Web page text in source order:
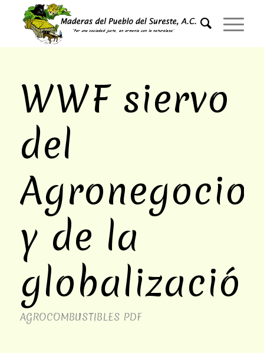
WWF siervo
del
Agronegocio
y de la
globalización
AGROCOMBUSTIBLES PDF